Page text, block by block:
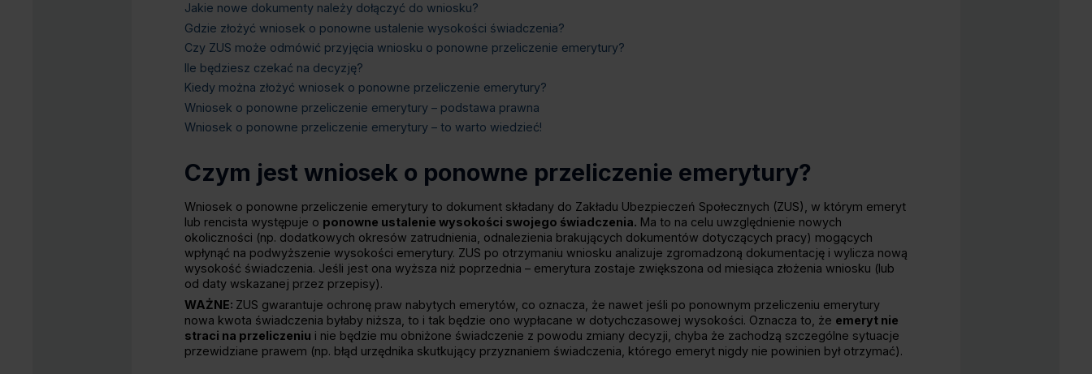
Jakie nowe dokumenty należy dołączyć do wniosku?
Gdzie złożyć wniosek o ponowne ustalenie wysokości świadczenia?
Czy ZUS może odmówić przyjęcia wniosku o ponowne przeliczenie emerytury?
Ile będziesz czekać na decyzję?
Kiedy można złożyć wniosek o ponowne przeliczenie emerytury?
Wniosek o ponowne przeliczenie emerytury – podstawa prawna
Wniosek o ponowne przeliczenie emerytury – to warto wiedzieć!
Czym jest wniosek o ponowne przeliczenie emerytury?
Wniosek o ponowne przeliczenie emerytury to dokument składany do Zakładu Ubezpieczeń Społecznych (ZUS), w którym emeryt
lub rencista występuje o ponowne ustalenie wysokości swojego świadczenia. Ma to na celu uwzględnienie nowych
okoliczności (np. dodatkowych okresów zatrudnienia, odnalezienia brakujących dokumentów dotyczących pracy) mogących
wpłynąć na podwyższenie wysokości emerytury. ZUS po otrzymaniu wniosku analizuje zgromadzoną dokumentację i wylicza nową
wysokość świadczenia. Jeśli jest ona wyższa niż poprzednia – emerytura zostaje zwiększona od miesiąca złożenia wniosku (lub
od daty wskazanej przez przepisy).
WAŻNE: ZUS gwarantuje ochronę praw nabytych emerytów, co oznacza, że nawet jeśli po ponownym przeliczeniu emerytury
nowa kwota świadczenia byłaby niższa, to i tak będzie ono wypłacane w dotychczasowej wysokości. Oznacza to, że emeryt nie
straci na przeliczeniu i nie będzie mu obniżone świadczenie z powodu zmiany decyzji, chyba że zachodzą szczególne sytuacje
przewidziane prawem (np. błąd urzędnika skutkujący przyznaniem świadczenia, którego emeryt nigdy nie powinien był otrzymać).